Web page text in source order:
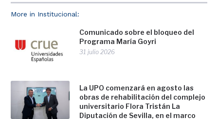
More in Institucional:
Comunicado sobre el bloqueo del
Programa María Goyri
31 julio 2026
La UPO comenzará en agosto las
obras de rehabilitación del complejo
universitario Flora Tristán La
Diputación de Sevilla, en el marco